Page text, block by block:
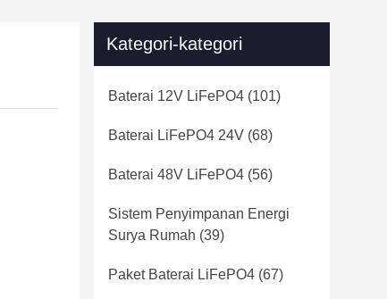
Kategori-kategori
Baterai 12V LiFePO4 (101)
Baterai LiFePO4 24V (68)
Baterai 48V LiFePO4 (56)
Sistem Penyimpanan Energi
Surya Rumah (39)
Paket Baterai LiFePO4 (67)